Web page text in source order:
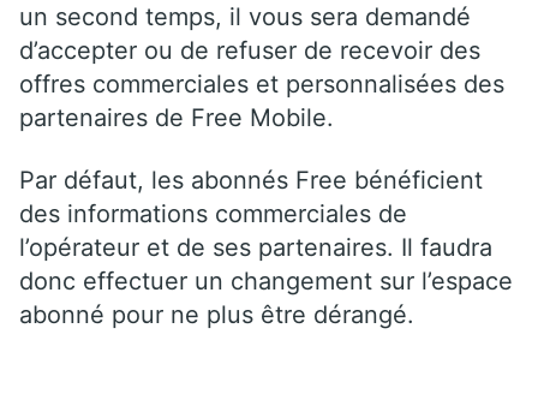
un second temps, il vous sera demandé
d’accepter ou de refuser de recevoir des
offres commerciales et personnalisées des
partenaires de Free Mobile.
Par défaut, les abonnés Free bénéficient
des informations commerciales de
l’opérateur et de ses partenaires. Il faudra
donc effectuer un changement sur l’espace
abonné pour ne plus être dérangé.